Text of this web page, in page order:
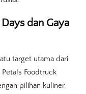
dan Gaya
target utama dari
Foodtruck
pilihan kuliner